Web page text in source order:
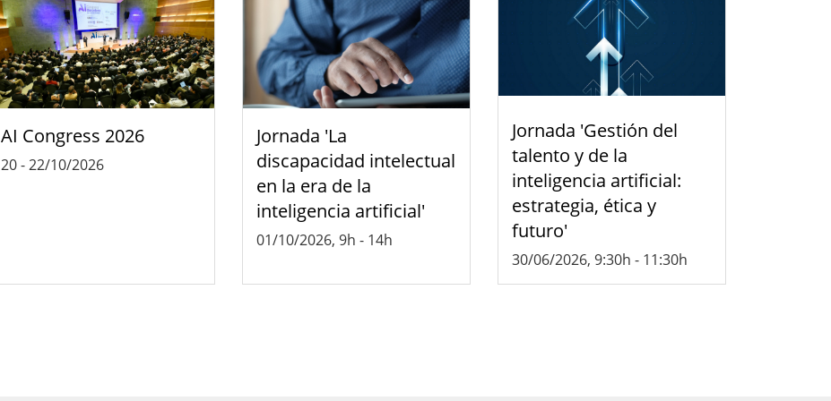
AI Congress 2026
20-22/10/2026
Jornada 'La
discapacidad intelectual
en la era de la
inteligencia artificial'
01/10/2026, 9h - 14h
Jornada 'Gestión del
talento y de la
inteligencia artificial:
estrategia, ética y
futuro'
30/06/2026, 9:30h - 11:30h